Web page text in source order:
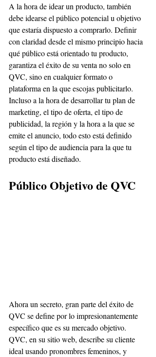
A la hora de idear un producto, también
debe idearse el público potencial u objetivo
que estaría dispuesto a comprarlo. Definir
con claridad desde el mismo principio hacia
qué público está orientado tu producto,
garantiza el éxito de su venta no solo en
QVC, sino en cualquier formato o
plataforma en la que escojas publicitarlo.
Incluso a la hora de desarrollar tu plan de
marketing, el tipo de oferta, el tipo de
publicidad, la región y la hora a la que se
emite el anuncio, todo esto está definido
según el tipo de audiencia para la que tu
producto está diseñado.
Público Objetivo de QVC
Ahora un secreto, gran parte del éxito de
QVC se define por lo impresionantemente
específico que es su mercado objetivo.
QVC, en su sitio web, describe su cliente
ideal usando pronombres femeninos, y